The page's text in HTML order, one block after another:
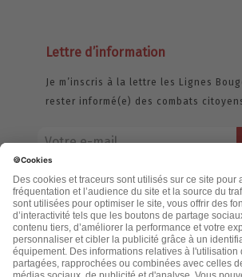
Lettre d’information
Je m’inscris à la lettre les Lignes
rester informé(e) des combats
jamais échangée. Pour consulter notre
cliquez ici.
Accueil